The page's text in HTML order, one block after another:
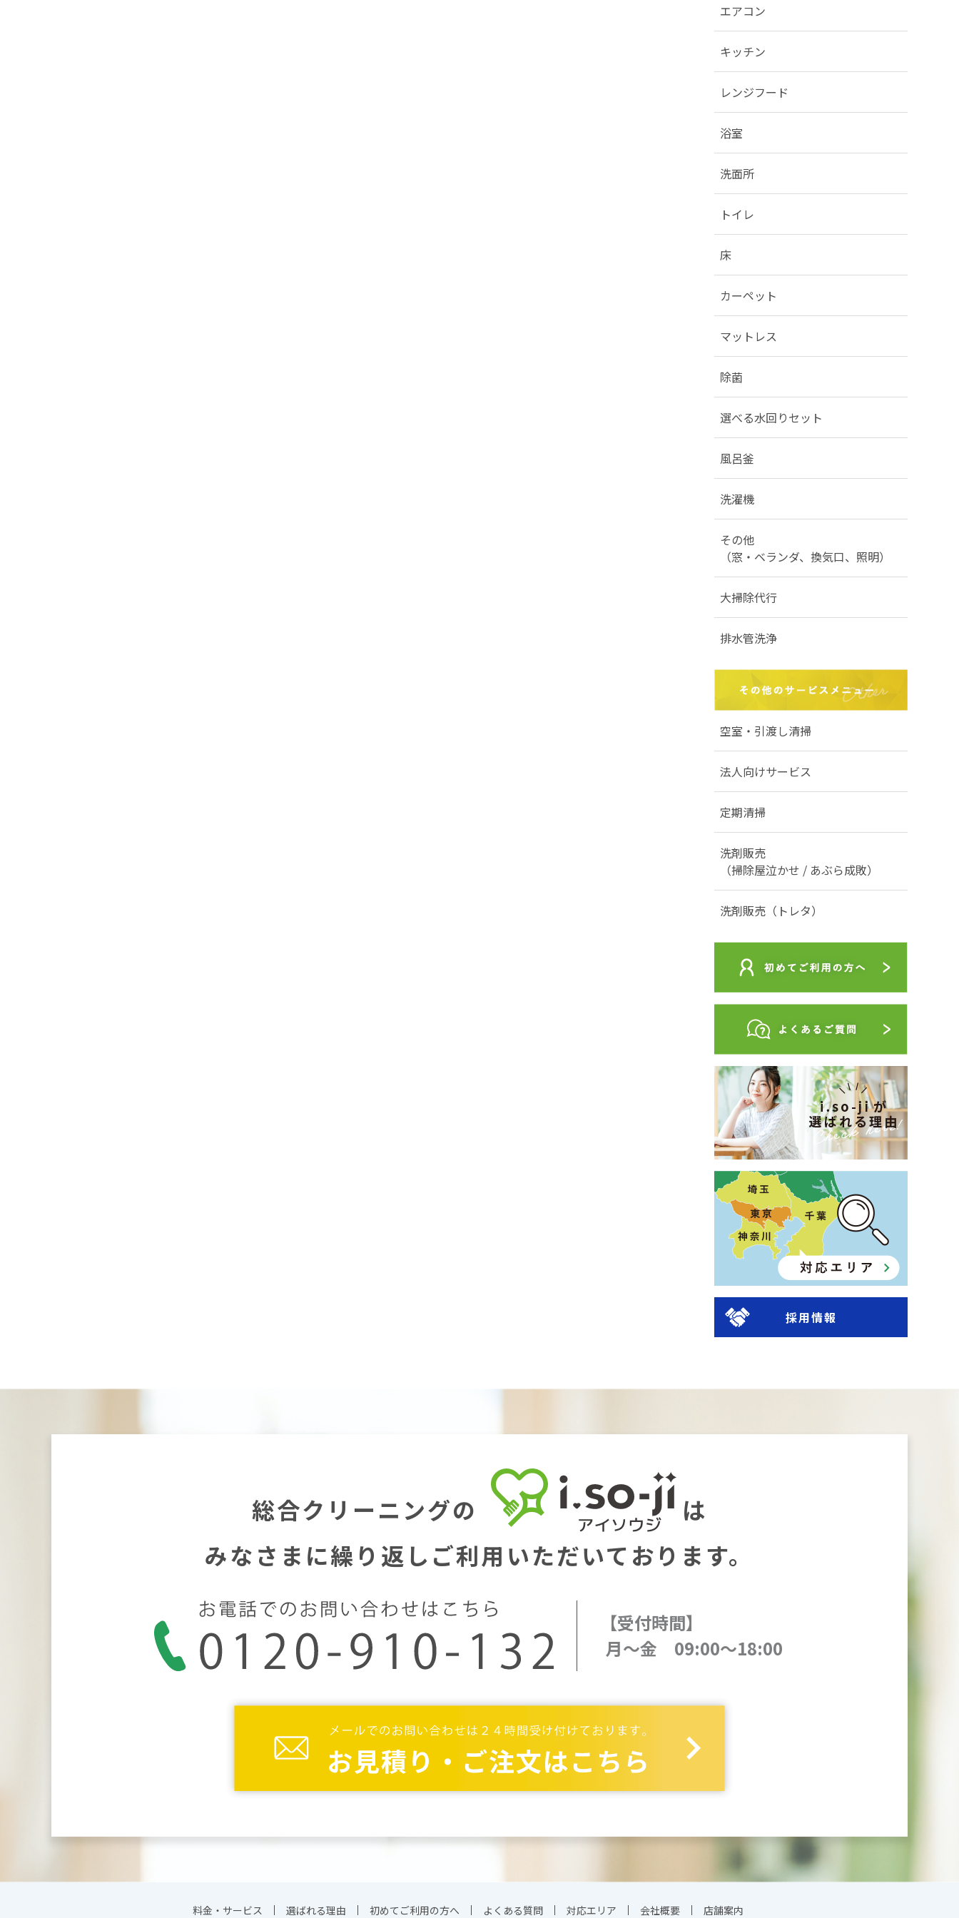
エアコン
キッチン
レンジフード
浴室
洗面所
トイレ
床
カーペット
マットレス
除菌
選べる水回りセット
風呂釜
洗濯機
その他
（窓・ベランダ、換気口、照明）
大掃除代行
排水管洗浄
空室・引渡し清掃
法人向けサービス
定期清掃
洗剤販売
（掃除屋泣かせ / あぶら成敗）
洗剤販売（トレタ）
採用情報
総合クリーニングの
は
みなさまに繰り返しご利用いただいております。
【受付時間】
月～金 09:00～18:00
料金・サービス 選ばれる理由 初めてご利用の方へ よくある質問 対応エリア 会社概要 店舗案内